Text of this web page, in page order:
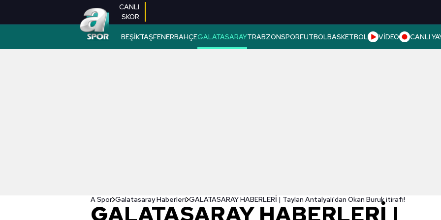
CANLI
SKOR
BEŞİKTAŞFENERBAHÇEGALATASARAYTRABZONSPORFUTBOLBASKETBOL VİDEO CANLI
A Spor Galatasaray Haberleri GALATASARAY HABERLERİ | Taylan Antalyalı'dan Okan Buruk itirafı!
GALATASARAY HABERLERİ |